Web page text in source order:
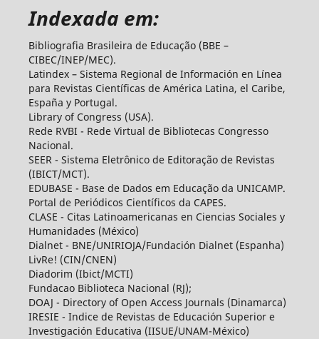
Indexada em:
Bibliografia Brasileira de Educação (BBE –
CIBEC/INEP/MEC).
Latindex – Sistema Regional de Información en Línea
para Revistas Científicas de América Latina, el Caribe,
España y Portugal.
Library of Congress (USA).
Rede RVBI - Rede Virtual de Bibliotecas Congresso
Nacional.
SEER - Sistema Eletrônico de Editoração de Revistas
(IBICT/MCT).
EDUBASE - Base de Dados em Educação da UNICAMP.
Portal de Periódicos Científicos da CAPES.
CLASE - Citas Latinoamericanas en Ciencias Sociales y
Humanidades (México)
Dialnet - BNE/UNIRIOJA/Fundación Dialnet (Espanha)
LivRe! (CIN/CNEN)
Diadorim (Ibict/MCTI)
Fundacao Biblioteca Nacional (RJ);
DOAJ - Directory of Open Access Journals (Dinamarca)
IRESIE - Indice de Revistas de Educación Superior e
Investigación Educativa (IISUE/UNAM-México)